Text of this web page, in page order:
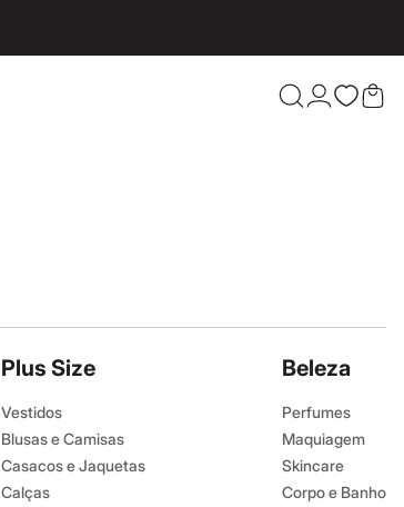
Confira
Plus Size
Vestidos
Blusas e Camisas
Casacos e Jaquetas
Calças
Beleza
Perfumes
Maquiagem
Skincare
Corpo e Banho